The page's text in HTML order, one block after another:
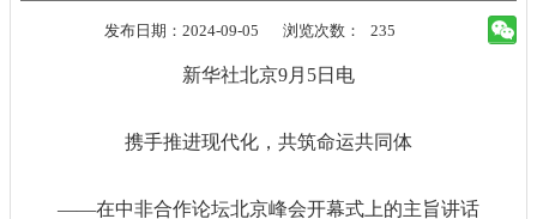
发布日期：2024-09-05 浏览次数： 235
新华社北京9月5日电
携手推进现代化，共筑命运共同体
——在中非合作论坛北京峰会开幕式上的主旨讲话